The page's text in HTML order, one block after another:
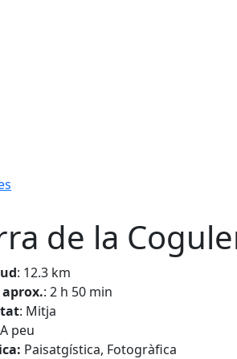
de la
: 12.3 km
aprox.: 2 h 50 min
: Mitja
A peu
Paisatgística, Fotogràfica